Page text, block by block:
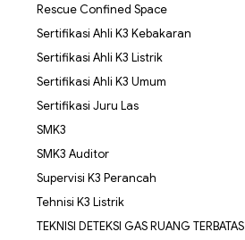
Rescue Confined Space
Sertifikasi Ahli K3 Kebakaran
Sertifikasi Ahli K3 Listrik
Sertifikasi Ahli K3 Umum
Sertifikasi Juru Las
SMK3
SMK3 Auditor
Supervisi K3 Perancah
Tehnisi K3 Listrik
TEKNISI DETEKSI GAS RUANG TERBATAS